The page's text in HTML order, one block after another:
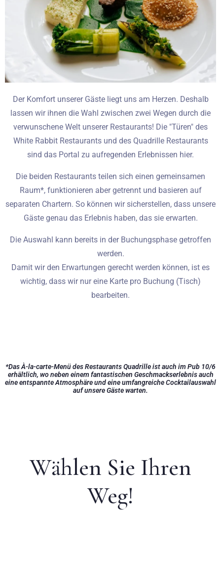
Der Komfort unserer Gäste liegt uns am Herzen. Deshalb
lassen wir ihnen die Wahl zwischen zwei Wegen durch die
verwunschene Welt unserer Restaurants! Die "Türen" des
White Rabbit Restaurants und des Quadrille Restaurants
sind das Portal zu aufregenden Erlebnissen hier.
Die beiden Restaurants teilen sich einen gemeinsamen
Raum*, funktionieren aber getrennt und basieren auf
separaten Chartern. So können wir sicherstellen, dass unsere
Gäste genau das Erlebnis haben, das sie erwarten.
Die Auswahl kann bereits in der Buchungsphase getroffen
werden.
Damit wir den Erwartungen gerecht werden können, ist es
wichtig, dass wir nur eine Karte pro Buchung (Tisch)
bearbeiten.
*Das À-la-carte-Menü des Restaurants Quadrille ist auch im Pub 10/6
erhältlich, wo neben einem fantastischen Geschmackserlebnis auch
eine entspannte Atmosphäre und eine umfangreiche Cocktailauswahl
auf unsere Gäste warten.
Wählen Sie Ihren
Weg!